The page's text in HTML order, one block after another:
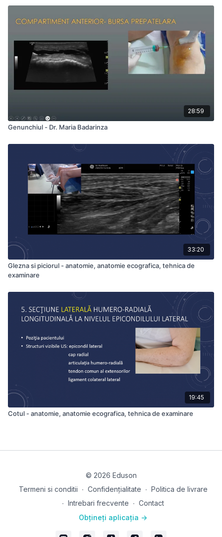
28:59
Genunchiul - Dr. Maria Badarinza
33:20
Glezna si piciorul - anatomie, anatomie ecografica, tehnica de
examinare
19:45
Cotul - anatomie, anatomie ecografica, tehnica de examinare
© 2026 Eduson
Termeni si conditii ∙ Confidențialitate ∙ Politica de livrare
∙ Intrebari frecvente ∙ Contact
Obțineți aplicația ->